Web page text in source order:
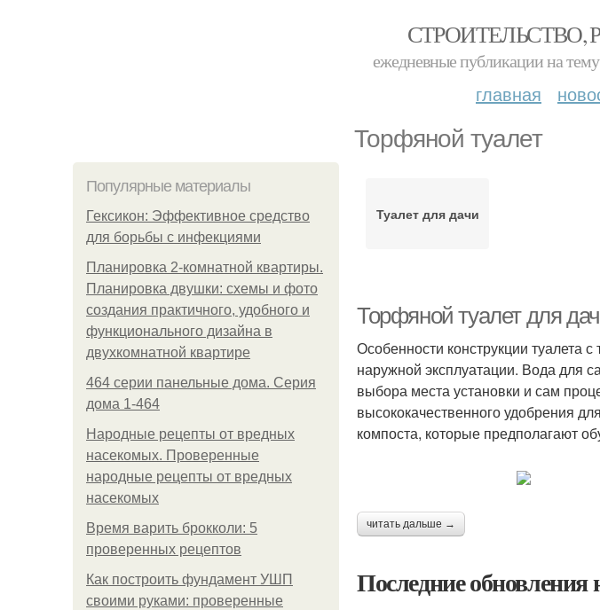
ежедневные публикации на
главная
Торфяной туалет
Популярные материалы
Гексикон: Эффективное средство
для борьбы с инфекциями
Планировка 2-комнатной квартиры.
Планировка двушки: схемы и фото
создания практичного, удобного и
функционального дизайна в
двухкомнатной квартире
464 серии панельные дома. Серия
дома 1-464
Народные рецепты от вредных
насекомых. Проверенные
народные рецепты от вредных
насекомых
Время варить брокколи: 5
проверенных рецептов
Как построить фундамент УШП
своими руками: проверенные
Туалет для дачи
Торфяной туалет для
Особенности конструкции туалета
наружной эксплуатации. Вода для
выбора места установки и сам
высококачественного удобрения
компоста, которые предполагают
читать дальше →
Последние обновления